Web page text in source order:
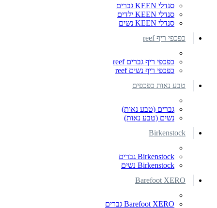
סנדלי KEEN גברים
סנדלי KEEN ילדים
סנדלי KEEN נשים
כפכפי ריף reef
כפכפי ריף גברים reef
כפכפי ריף נשים reef
טבע נאות כפכפים
גברים (טבע נאות)
נשים (טבע נאות)
Birkenstock
Birkenstock גברים
Birkenstock נשים
Barefoot XERO
Barefoot XERO גברים